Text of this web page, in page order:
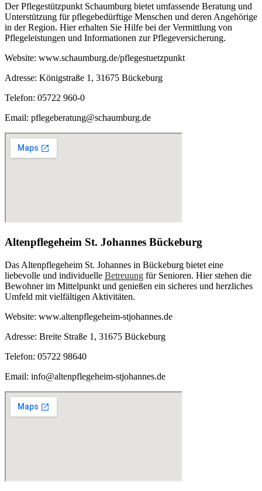
Der Pflegestützpunkt Schaumburg bietet umfassende Beratung und
Unterstützung für pflegebedürftige Menschen und deren Angehörige
in der Region. Hier erhalten Sie Hilfe bei der Vermittlung von
Pflegeleistungen und Informationen zur Pflegeversicherung.
Website: www.schaumburg.de/pflegestuetzpunkt
Adresse: Königstraße 1, 31675 Bückeburg
Telefon: 05722 960-0
Email: pflegeberatung@schaumburg.de
Altenpflegeheim St. Johannes Bückeburg
Das Altenpflegeheim St. Johannes in Bückeburg bietet eine
liebevolle und individuelle Betreuung für Senioren. Hier stehen die
Bewohner im Mittelpunkt und genießen ein sicheres und herzliches
Umfeld mit vielfältigen Aktivitäten.
Website: www.altenpflegeheim-stjohannes.de
Adresse: Breite Straße 1, 31675 Bückeburg
Telefon: 05722 98640
Email: info@altenpflegeheim-stjohannes.de